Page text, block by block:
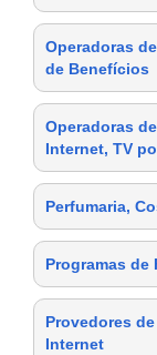
Operadoras
de Benefícios
Operadoras
Internet, TV
Perfumaria,
Programas de
Provedores
Internet